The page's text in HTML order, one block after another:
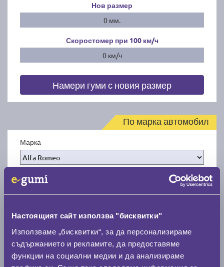
Настоящият сайт използва "бисквитки"
Използваме „бисквитки“, за да персонализираме
съдържанието и рекламите, да предоставяме
функции на социални медии и да анализираме
Нов размер
0 мм.
Скоростомер при 100 км/ч
0 км/ч
Намери гуми с новия размер
По марка автомобил
Марка
Модел